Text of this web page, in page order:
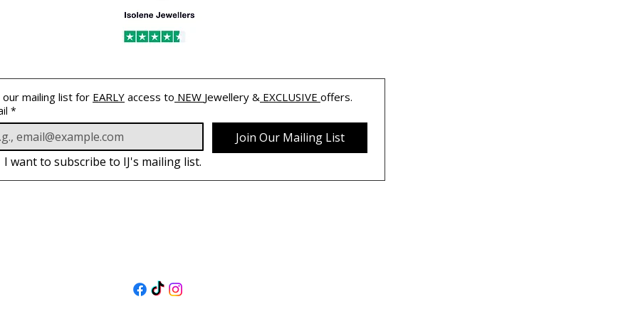
our mailing list for EARLY access to NEW Jewellery & EXCLUSIVE offers.
*
Join Our Mailing List
I want to subscribe to IJ's mailing list.